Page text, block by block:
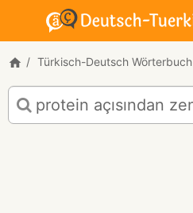
Türkisch-Deutsch Wörterbuch
Türkisch-
Deutsch
Übersetzung